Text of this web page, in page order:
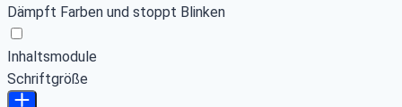
Dämpft Farben und stoppt Blinken
Inhaltsmodule
Schriftgröße